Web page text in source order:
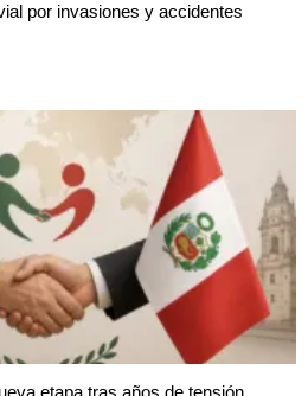
por invasiones y accidentes